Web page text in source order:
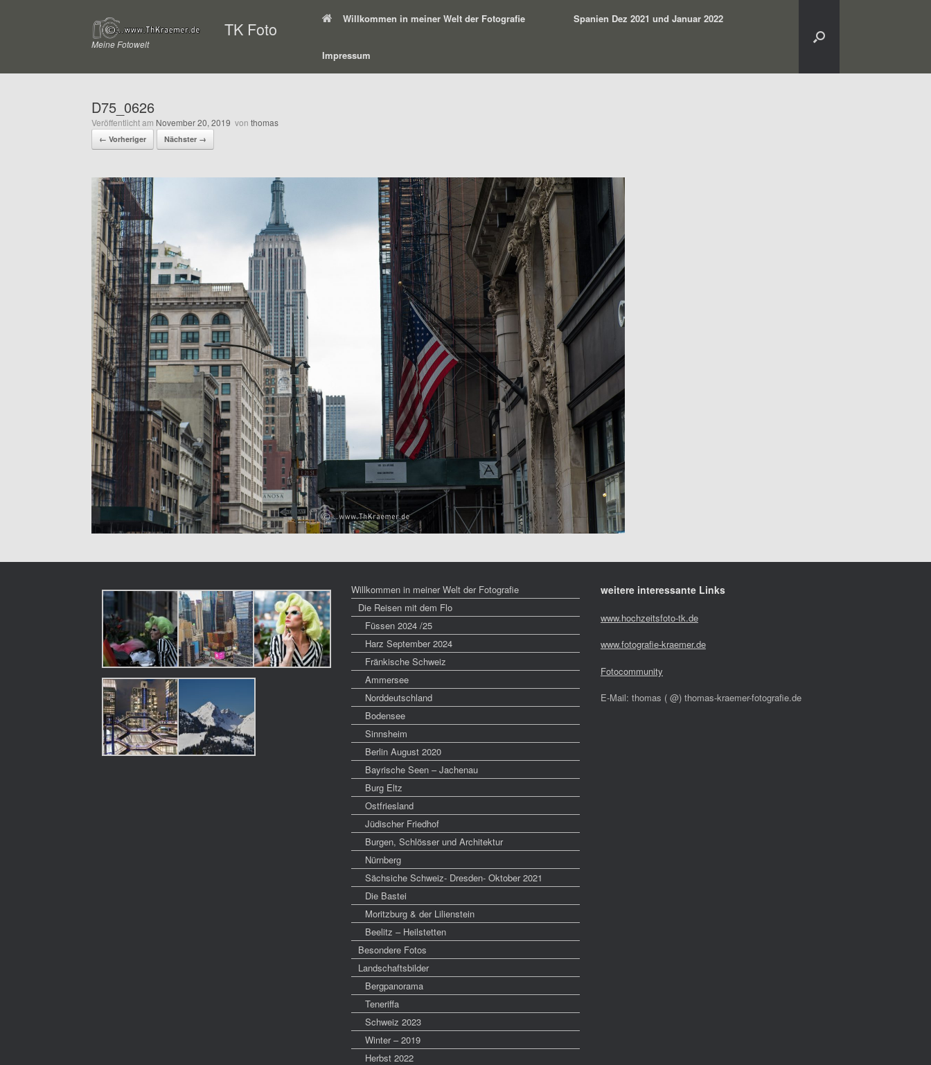
TK Foto
Meine Fotowelt
Willkommen in meiner Welt der Fotografie Spanien Dez 2021 und Januar 2022
Impressum
D75_0626
Veröffentlicht am November 20, 2019 von thomas
← Vorheriger Nächster →
Willkommen in meiner Welt der Fotografie
Die Reisen mit dem Flo
Füssen 2024 /25
Harz September 2024
Fränkische Schweiz
Ammersee
Norddeutschland
Bodensee
Sinnsheim
Berlin August 2020
Bayrische Seen – Jachenau
Burg Eltz
Ostfriesland
Jüdischer Friedhof
Burgen, Schlösser und Architektur
Nürnberg
Sächsiche Schweiz- Dresden- Oktober 2021
Die Bastei
Moritzburg & der Lilienstein
Beelitz – Heilstetten
Besondere Fotos
Landschaftsbilder
Bergpanorama
Teneriffa
Schweiz 2023
Winter – 2019
Herbst 2022
weitere interessante Links
www.hochzeitsfoto-tk.de
www.fotografie-kraemer.de
Fotocommunity
E-Mail: thomas ( @) thomas-kraemer-fotografie.de